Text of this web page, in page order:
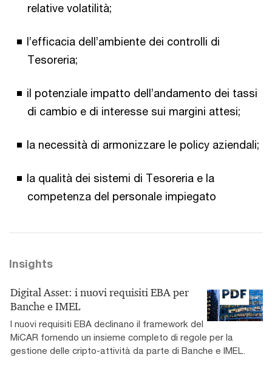
relative volatilità;
l’efficacia dell’ambiente dei controlli di
Tesoreria;
il potenziale impatto dell’andamento dei tassi
di cambio e di interesse sui margini attesi;
la necessità di armonizzare le policy aziendali;
la qualità dei sistemi di Tesoreria e la
competenza del personale impiegato
Insights
Digital Asset: i nuovi requisiti EBA per
Banche e IMEL
I nuovi requisiti EBA declinano il framework del
MiCAR fornendo un insieme completo di regole per la
gestione delle cripto-attività da parte di Banche e IMEL.